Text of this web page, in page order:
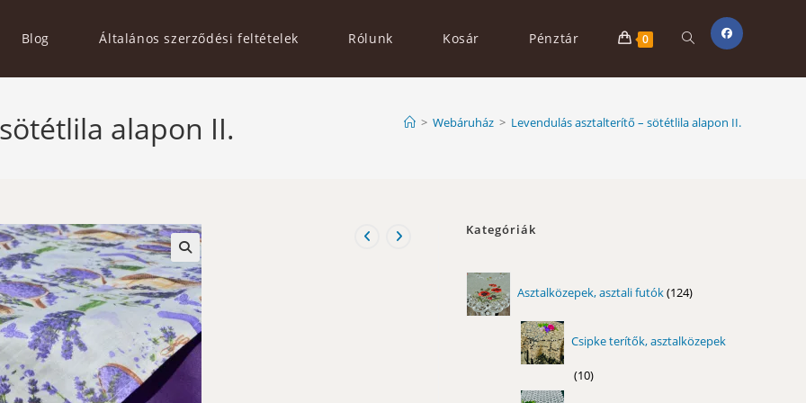
Blog Általános szerződési feltételek Rólunk Kosár Pénztár 0 Toggle
website
alapon II. > Webáruház > Levendulás asztalterítő – sötétlila alapon II.
🔍
Kategóriák
Asztalközepek, asztali futók 124
termék
Csipke terítők, asztalközepek
1010